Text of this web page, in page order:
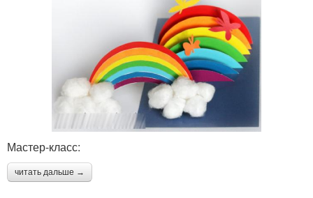
Мастер-класс:
читать дальше →